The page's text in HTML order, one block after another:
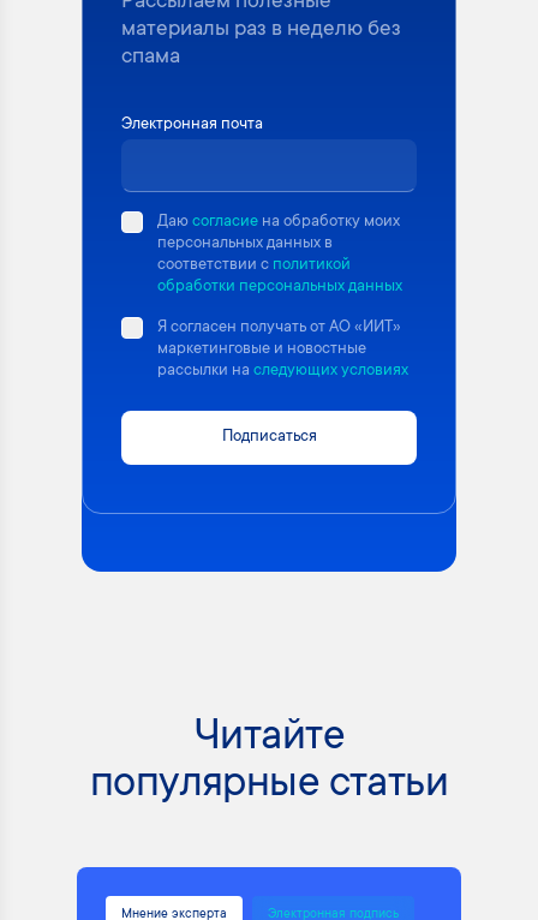
материалы раз в неделю без
спама
Электронная почта
Даюсогласие на обработку моих
персональных данных в
соответствии с политикой
обработки персональных данных
Я согласен получать от АО «ИИТ»
маркетинговые и новостные
рассылки на следующих условиях
Подписаться
Читайте
популярные статьи
Мнение эксперта Электронная подпись